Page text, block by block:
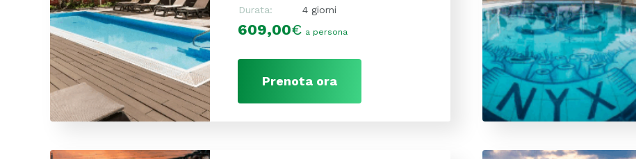
Durata:
4 giorni
609,00€ a persona
Prenota ora